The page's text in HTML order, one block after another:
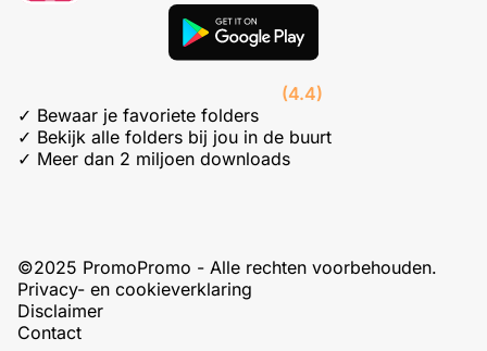
(4.4)
✓ Bewaar je favoriete folders
✓ Bekijk alle folders bij jou in de buurt
✓ Meer dan 2 miljoen downloads
©2025 PromoPromo - Alle rechten voorbehouden.
Privacy- en cookieverklaring
Disclaimer
Contact